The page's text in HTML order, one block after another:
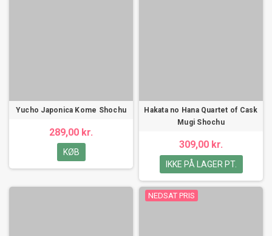
Yucho Japonica Kome Shochu
289,00 kr.
KØB
Hakata no Hana Quartet of Cask
Mugi Shochu
309,00 kr.
IKKE PÅ LAGER PT.
NEDSAT PRIS